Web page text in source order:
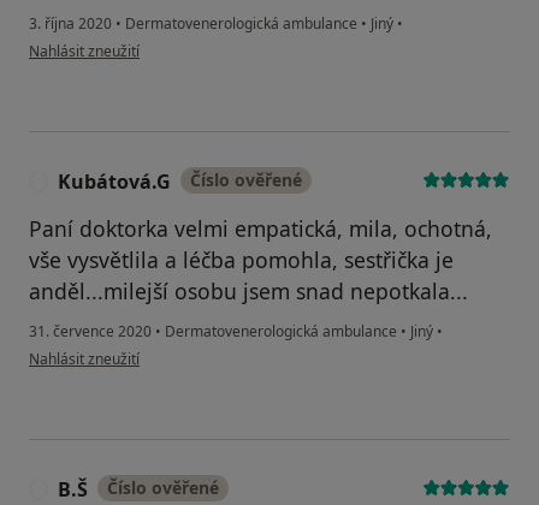
3. října 2020 • Dermatovenerologická ambulance • Jiný •
podle názoru uživatele Petr
Nahlásit zneužití
Kubátová.G Číslo ověřené
Paní doktorka velmi empatická, mila, ochotná,
vše vysvětlila a léčba pomohla, sestřička je
anděl...milejší osobu jsem snad nepotkala...
31. července 2020 • Dermatovenerologická ambulance • Jiný •
podle názoru uživatele Kubátová.G
Nahlásit zneužití
B.Š Číslo ověřené